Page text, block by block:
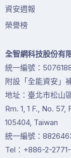
資安週報
榮譽榜
全智網科技股份有
統一編號：
附設「全能資安」
地址：臺北市松山
Rm. 1, 1 F., No.
105404, Taiwan
統一編號：
Tel：+886-2-